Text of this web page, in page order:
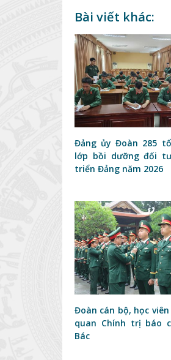
Bài viết khác:
Đảng ủy Đoàn 285
lớp bồi dưỡng đối
triển Đảng năm 2026
Đoàn cán bộ, học
quan Chính trị báo
Bác